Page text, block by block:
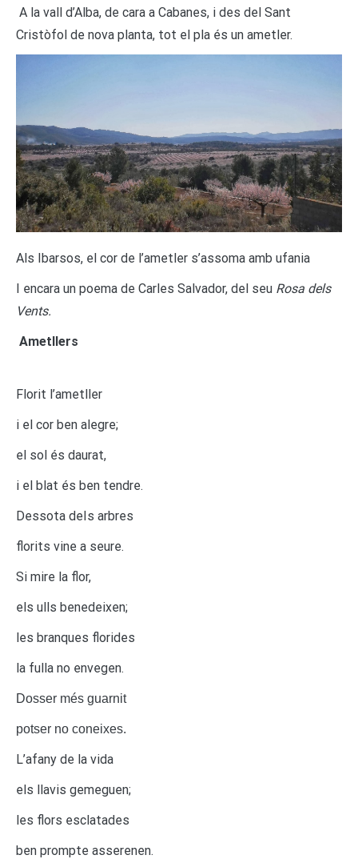
A la vall d’Alba, de cara a Cabanes, i des del Sant
Cristòfol de nova planta, tot el pla és un ametler.
Als Ibarsos, el cor de l’ametler s’assoma amb ufania
I encara un poema de Carles Salvador, del seu Rosa dels
Vents.
Ametllers
Florit l’ametller
i el cor ben alegre;
el sol és daurat,
i el blat és ben tendre.
Dessota deIs arbres
florits vine a seure.
Si mire la flor,
els ulls benedeixen;
les branques florides
la fulla no envegen.
Dosser més guarnit
potser no coneixes.
L’afany de la vida
els llavis gemeguen;
les flors esclatades
ben prompte asserenen.